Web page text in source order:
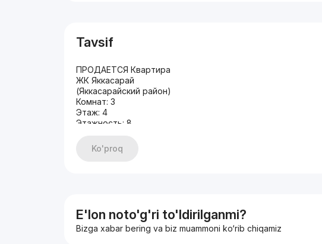
Tavsif
ПРОДАЕТСЯ Квартира
ЖК Яккасарай
(Яккасарайский район)
Комнат: 3
Этаж: 4
Этажность: 8
Состояние: евроремонт
С МЕБЕЛЬЮ И ТЕХНИКОЙ
Ko'proq
E'lon noto'g'ri to'ldirilganmi?
Bizga xabar bering va biz muammoni ko‘rib chiqamiz